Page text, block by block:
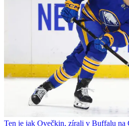
Ten je jak Ovečkin, zírali v Buffalu na